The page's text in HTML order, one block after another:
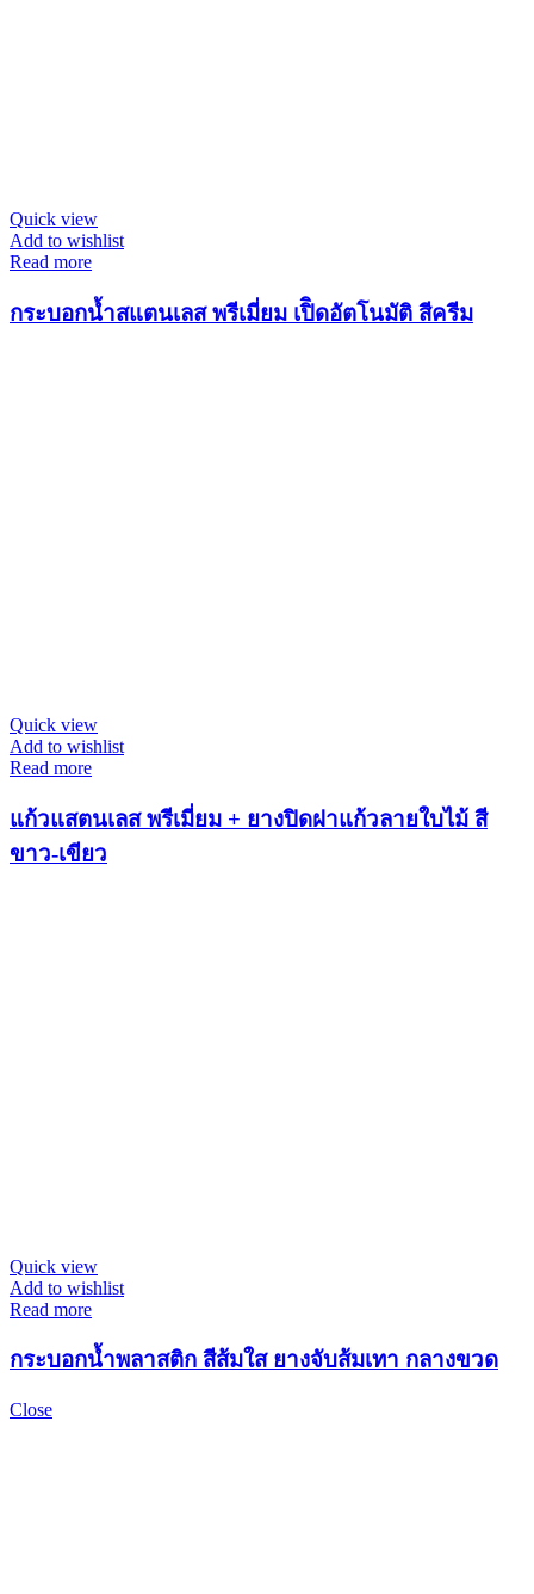
Quick view
Add to wishlist
Read more
กระบอกน้ำสแตนเลส พรีเมี่ยม เปิิดอัตโนมัติ สีครีม
Quick view
Add to wishlist
Read more
แก้วแสตนเลส พรีเมี่ยม + ยางปิดฝาแก้วลายใบไม้ สี
ขาว-เขียว
Quick view
Add to wishlist
Read more
กระบอกน้ำพลาสติก สีส้มใส ยางจับส้มเทา กลางขวด
Close